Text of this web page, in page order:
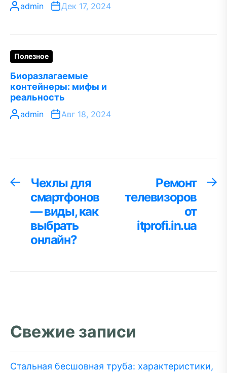
admin Дек 17, 2024
Полезное
Биоразлагаемые
контейнеры: мифы и
реальность
admin Авг 18, 2024
Навигация
записям
Предыдущая
запись:
Чехлы для
смартфонов
— виды, как
выбрать
онлайн?
Ремонт
телевизоров
от
itprofi.in.ua
Свежие записи
Стальная бесшовная труба: характеристики,